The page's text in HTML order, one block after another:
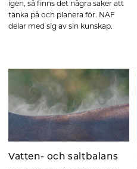
igen, så finns det några saker att
tänka på och planera för. NAF
delar med sig av sin kunskap.
Vatten- och saltbalans